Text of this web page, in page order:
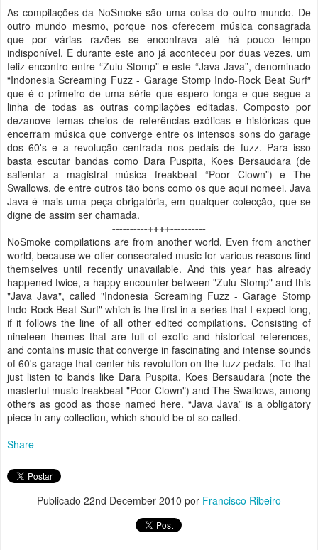
As compilações da NoSmoke são uma coisa do outro mundo. De
outro mundo mesmo, porque nos oferecem música consagrada
que por várias razões se encontrava até há pouco tempo
indisponível. E durante este ano já aconteceu por duas vezes, um
feliz encontro entre “Zulu Stomp” e este “Java Java”, denominado
“Indonesia Screaming Fuzz - Garage Stomp Indo-Rock Beat Surf″
que é o primeiro de uma série que espero longa e que segue a
linha de todas as outras compilações editadas. Composto por
dezanove temas cheios de referências exóticas e históricas que
encerram música que converge entre os intensos sons do garage
dos 60's e a revolução centrada nos pedais de fuzz. Para isso
basta escutar bandas como Dara Puspita, Koes Bersaudara (de
salientar a magistral música freakbeat “Poor Clown”) e The
Swallows, de entre outros tão bons como os que aqui nomeei. Java
Java é mais uma peça obrigatória, em qualquer colecção, que se
digne de assim ser chamada.
----------++++----------
NoSmoke compilations are from another world. Even from another
world, because we offer consecrated music for various reasons find
themselves until recently unavailable. And this year has already
happened twice, a happy encounter between "Zulu Stomp" and this
"Java Java", called "Indonesia Screaming Fuzz - Garage Stomp
Indo-Rock Beat Surf" which is the first in a series that I expect long,
if it follows the line of all other edited compilations. Consisting of
nineteen themes that are full of exotic and historical references,
and contains music that converge in fascinating and intense sounds
of 60's garage that center his revolution on the fuzz pedals. To that
just listen to bands like Dara Puspita, Koes Bersaudara (note the
masterful music freakbeat "Poor Clown") and The Swallows, among
others as good as those named here. “Java Java” is a obligatory
piece in any collection, which should be of so called.
Share
Publicado 22nd December 2010 por Francisco Ribeiro